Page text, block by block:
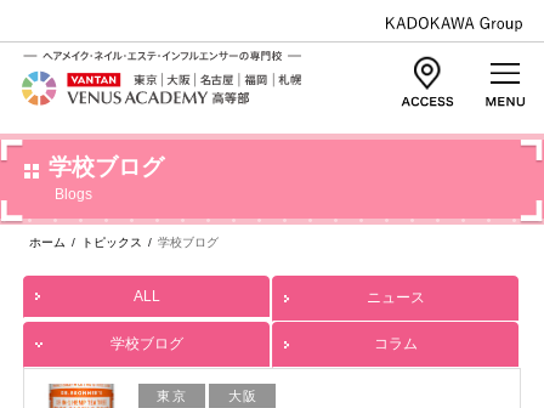
学校ブログ
Blogs
ホーム / トピックス / 学校ブログ
ALL ニュース
学校ブログ コラム
東京 大阪